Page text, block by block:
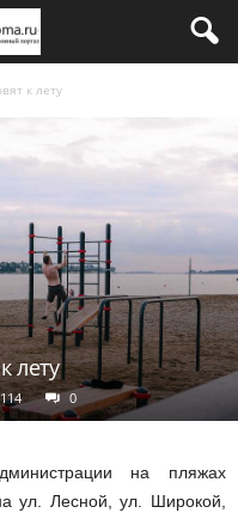
к лету
лету
0
на пляжах
ул. Лесной, ул. Широкой,